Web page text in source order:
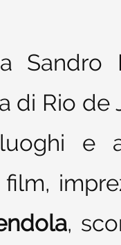
di Rio
e
,